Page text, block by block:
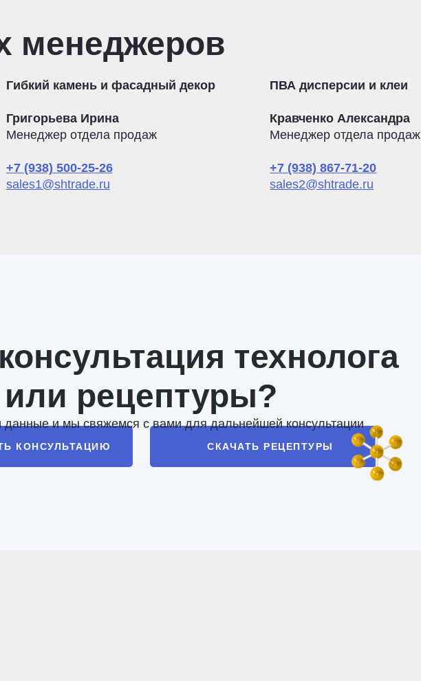
менеджеров
Гибкий камень и фасадный декор
Григорьева Ирина
Менеджер отдела продаж
+7 (938) 500-25-26
sales1@shtrade.ru
ПВА дисперсии и клеи
Кравченко Александра
Менеджер отдела продаж
+7 (938) 867-71-20
sales2@shtrade.ru
СКАЧАТЬ РЕЦЕПТУРЫ
КОНСУЛЬТАЦИЮ
технолога
или рецептуры?
данные и мы свяжемся с вами для дальнейшей консультации